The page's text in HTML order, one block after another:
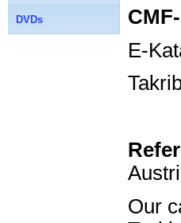
E-
Our
DVDs